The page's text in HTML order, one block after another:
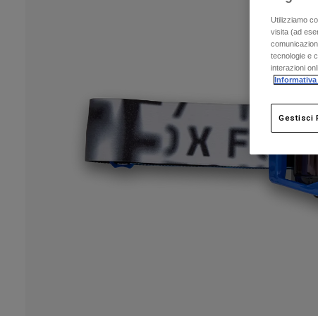
Utilizziamo
visita (ad
tecnologie e
interazioni
Informativa
Gestisci